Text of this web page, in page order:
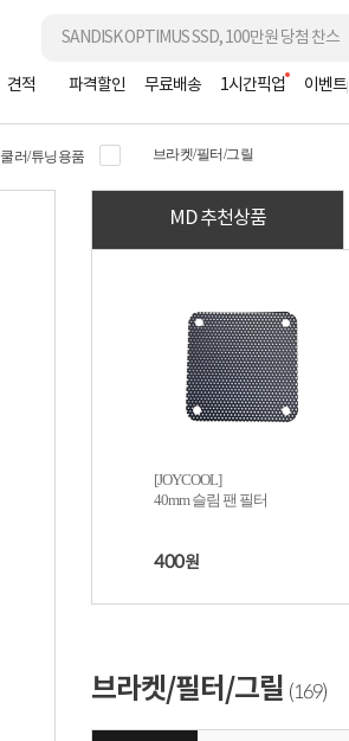
견적 파격할인 무료배송 1시간픽업 이벤트
쿨러/튜닝용품 브라켓/필터/그릴
MD 추천상품
[JOYCOOL]
40mm 슬림 팬 필터
400원
브라켓/필터/그릴 (169)